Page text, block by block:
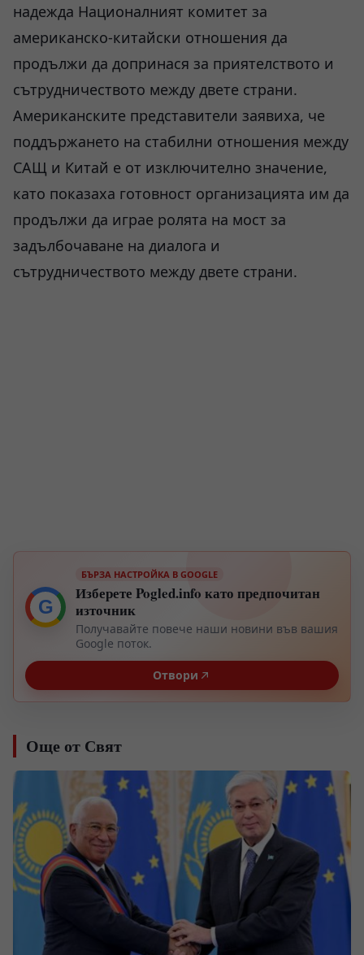
надежда Националният комитет за
американско-китайски отношения да
продължи да допринася за приятелството и
сътрудничеството между двете страни.
Американските представители заявиха, че
поддържането на стабилни отношения между
САЩ и Китай е от изключително значение,
като показаха готовност организацията им да
продължи да играе ролята на мост за
задълбочаване на диалога и
сътрудничеството между двете страни.
G
БЪРЗА НАСТРОЙКА В GOOGLE
Изберете Pogled.info като предпочитан
източник
Получавайте повече наши новини във вашия
Google поток.
Отвори
Още от Свят